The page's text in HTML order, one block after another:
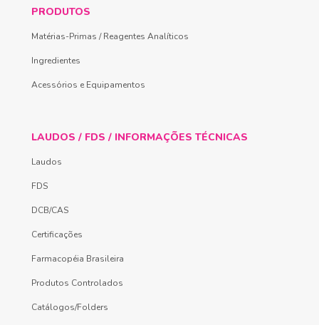
PRODUTOS
Matérias-Primas / Reagentes Analíticos
Ingredientes
Acessórios e Equipamentos
LAUDOS / FDS / INFORMAÇÕES TÉCNICAS
Laudos
FDS
DCB/CAS
Certificações
Farmacopéia Brasileira
Produtos Controlados
Catálogos/Folders